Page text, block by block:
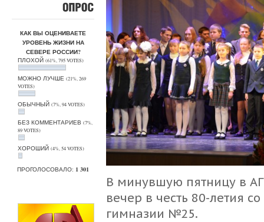
КАК ВЫ ОЦЕНИВАЕТЕ
УРОВЕНЬ ЖИЗНИ НА
СЕВЕРЕ РОССИИ?
ПЛОХОЙ (61%, 795 VOTES)
МОЖНО ЛУЧШЕ (21%, 269
VOTES)
ОБЫЧНЫЙ (7%, 94 VOTES)
БЕЗ КОММЕНТАРИЕВ (7%,
89 VOTES)
ХОРОШИЙ (4%, 54 VOTES)
ПРОГОЛОСОВАЛО: 1 301
В минувшую пятницу в
вечер в честь 80-летия
гимназии №25.